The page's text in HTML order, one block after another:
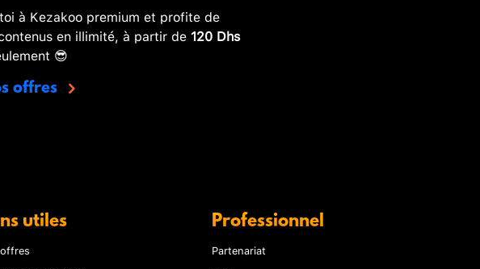
à Kezakoo premium et profite de
en illimité, à partir de 120 Dhs
😎
offres
utiles Professionnel
Partenariat